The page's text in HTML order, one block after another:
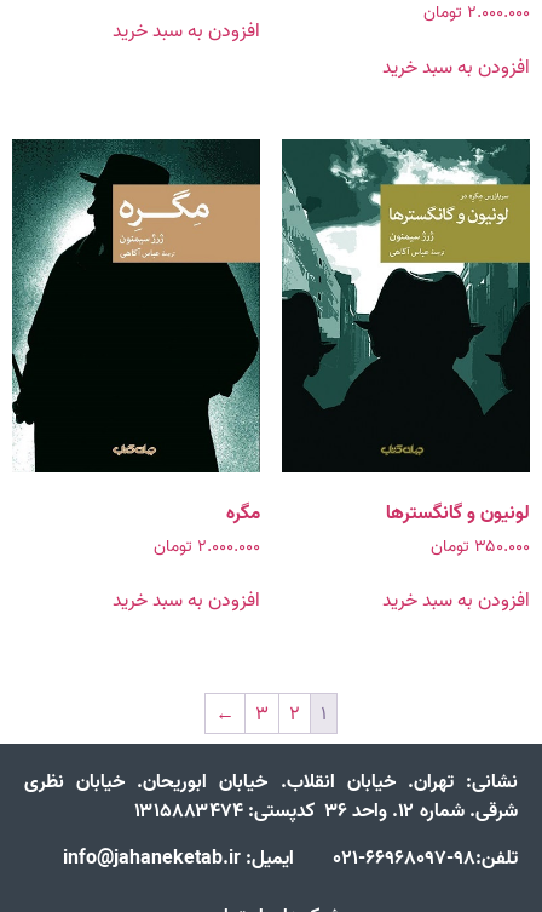
۲.۰۰۰.۰۰۰ تومان
افزودن به سبد خرید
افزودن به سبد خرید
لونیون و گانگسترها
۳۵۰.۰۰۰ تومان
افزودن به سبد خرید
مگره
۲.۰۰۰.۰۰۰ تومان
افزودن به سبد خرید
۱ ۲ ۳ ←
نشانی: تهران. خیابان انقلاب. خیابان ابوریحان. خیابان نظری
شرقی. شماره ۱۲. واحد ۳۶ کدپستی: ۱۳۱۵۸۸۳۴۷۴
تلفن:98-66968097-021 ایمیل: info@jahaneketab.ir